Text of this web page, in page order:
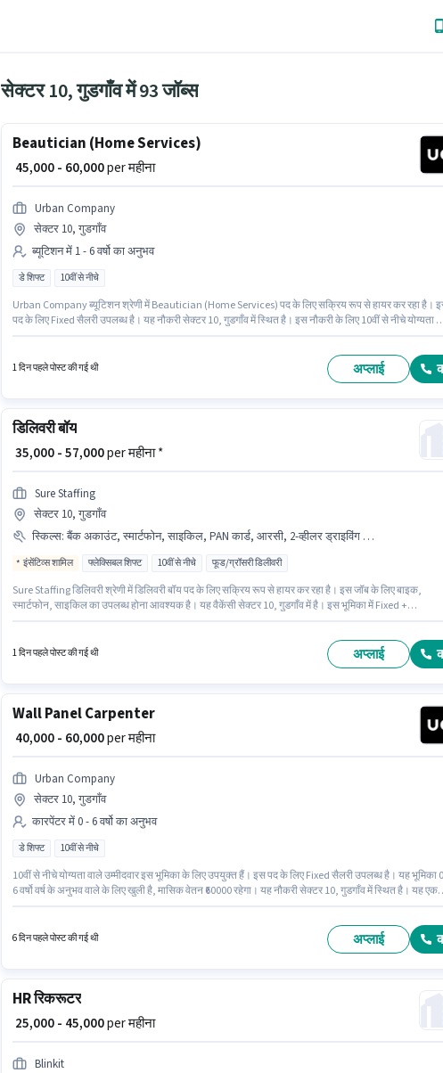
सेक्टर 10, गुडगाँव में 93 जॉब्स
Beautician (Home Services)
₹ 45,000 - 60,000per महीना
Urban Company
सेक्टर 10, गुडगाँव
ब्यूटिशन में 1 - 6 वर्षो का अनुभव
डे शिफ्ट 10वीं से नीचे
Urban Company ब्यूटिशन श्रेणी में Beautician (Home Services) पद के लिए सक्रिय रूप से हायर कर रहा है।
पद के लिए Fixed सैलरी उपलब्ध है। यह नौकरी सेक्टर 10, गुडगाँव में स्थित है। इस नौकरी के लिए 10वीं से नीचे योग्यता
1 दिन पहले पोस्ट की गई थी अप्लाई
डिलिवरी बॉय
₹ 35,000 - 57,000per महीना *
Sure Staffing
सेक्टर 10, गुडगाँव
स्किल्स: बैंक अकाउंट, स्मार्टफोन, साइकिल, PAN कार्ड, आरसी, 2-व्हीलर ड्राइविंग लाइसेंस, बाइक, आधार कार्ड, टू-व्हीलर ड्राइविंग
इंसेंटिव्स शामिल फ्लेक्सिबल शिफ्ट 10वीं से नीचे फूड/ग्रॉसरी डिलीवरी
Sure Staffing डिलिवरी श्रेणी में डिलिवरी बॉय पद के लिए सक्रिय रूप से हायर कर रहा है। इस जॉब के लिए बाइक,
स्मार्टफोन, साइकिल का उपलब्ध होना आवश्यक है। यह वैकेंसी सेक्टर 10, गुडगाँव में है। इस भूमिका में Fixed +
1 दिन पहले पोस्ट की गई थी अप्लाई
Wall Panel Carpenter
₹ 40,000 - 60,000per महीना
Urban Company
सेक्टर 10, गुडगाँव
कारपेंटर में 0 - 6 वर्षो का अनुभव
डे शिफ्ट 10वीं से नीचे
10वीं से नीचे योग्यता वाले उम्मीदवार इस भूमिका के लिए उपयुक्त हैं। इस पद के लिए Fixed सैलरी उपलब्ध है। यह भूमिका
6 वर्षो वर्ष के अनुभव वाले के लिए खुली है, मासिक वेतन ₹60000 रहेगा। यह नौकरी सेक्टर 10, गुडगाँव में स्थित है। यह एक
6 दिन पहले पोस्ट की गई थी अप्लाई
HR रिकरूटर
₹ 25,000 - 45,000per महीना
Blinkit